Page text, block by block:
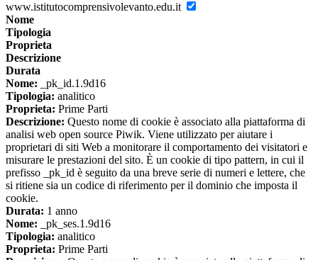
www.istitutocomprensivolevanto.edu.it
Nome
Tipologia
Proprieta
Descrizione
Durata
Nome: _pk_id.1.9d16
Tipologia: analitico
Proprieta: Prime Parti
Descrizione: Questo nome di cookie è associato alla piattaforma di
analisi web open source Piwik. Viene utilizzato per aiutare i
proprietari di siti Web a monitorare il comportamento dei visitatori e
misurare le prestazioni del sito. È un cookie di tipo pattern, in cui il
prefisso _pk_id è seguito da una breve serie di numeri e lettere, che
si ritiene sia un codice di riferimento per il dominio che imposta il
cookie.
Durata: 1 anno
Nome: _pk_ses.1.9d16
Tipologia: analitico
Proprieta: Prime Parti